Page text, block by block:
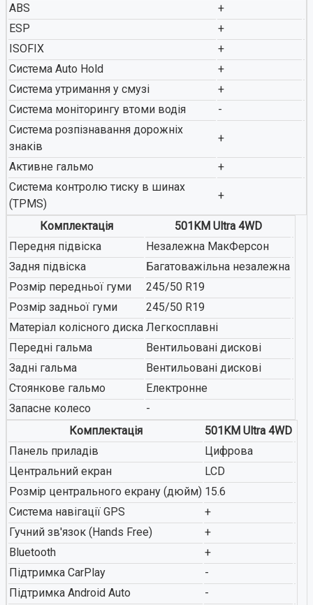
ABS
+
ESP
+
ISOFIX
+
Система Auto Hold
+
Система утримання у смузі
+
Система моніторингу втоми водія
-
Система розпізнавання дорожніх
знаків
+
Активне гальмо
+
Система контролю тиску в шинах
(TPMS)
+
Комплектація
501KM Ultra 4WD
Передня підвіска
Незалежна МакФерсон
Задня підвіска
Багатоважільна незалежна
Розмір передньої гуми
245/50 R19
Розмір задньої гуми
245/50 R19
Матеріал колісного диска Легкосплавні
Передні гальма
Вентильовані дискові
Задні гальма
Вентильовані дискові
Стоянкове гальмо
Електронне
Запасне колесо
-
Комплектація
501KM Ultra 4WD
Панель приладів
Цифрова
Центральний екран
LCD
Розмір центрального екрану (дюйм) 15.6
Система навігації GPS
+
Гучний зв'язок (Hands Free)
+
Bluetooth
+
Підтримка CarPlay
-
Підтримка Android Auto
-